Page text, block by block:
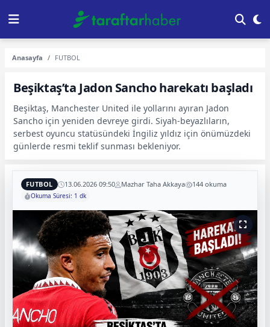
Anasayfa FUTBOL
Beşiktaş’ta Jadon Sancho harekatı başladı
Beşiktaş, Manchester United ile yollarını ayıran Jadon
Sancho için yeniden devreye girdi. Siyah-beyazlıların,
serbest oyuncu statüsündeki İngiliz yıldız için önümüzdeki
günlerde resmi teklif sunması bekleniyor.
FUTBOL 13.06.2026 09:50 Mazhar Taha Akkaya 144 okuma
Okuma Süresi: 1 dk